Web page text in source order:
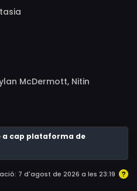
McDermott, Nitin
Agbaje, Caroline Chikezie,
Sonny Gill Dulay, Nina
Lakshmi, Zohra Sehgal, Paul
Rebecca Bowden
a cap plataforma de
7 d'agost de 2026 a les 23:19